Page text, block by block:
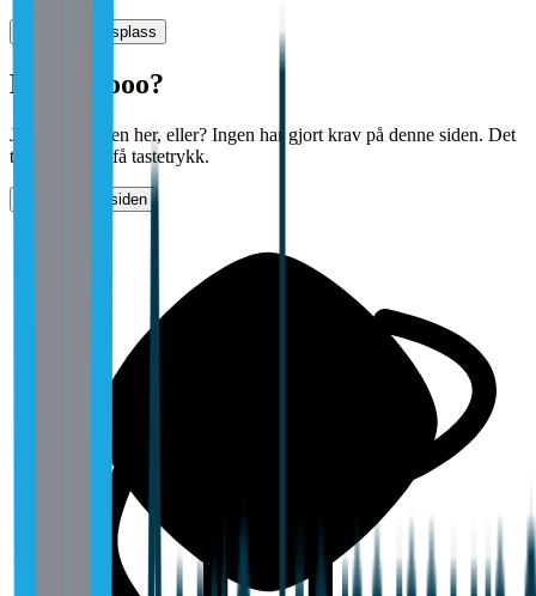
Vurder arbeidsplass
Halloooooo?
Jobber det noen her, eller? Ingen har gjort krav på denne siden. Det
tar bare noen få tastetrykk.
Gjør krav på siden